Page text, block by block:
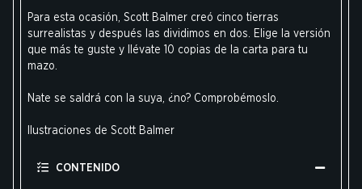
Para esta ocasión, Scott Balmer creó cinco tierras
surrealistas y después las dividimos en dos. Elige la versión
que más te guste y llévate 10 copias de la carta para tu
mazo.
Nate se saldrá con la suya, ¿no? Comprobémoslo.
Ilustraciones de Scott Balmer
CONTENIDO